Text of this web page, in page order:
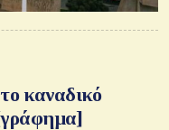
καναδικό